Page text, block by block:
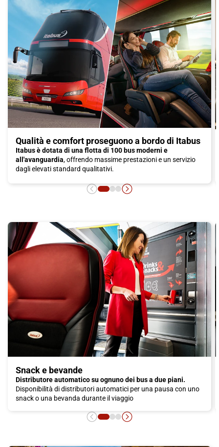
Qualità e comfort proseguono a bordo di Itabus
Itabus è dotata di una flotta di 100 bus moderni e
all'avanguardia, offrendo massime prestazioni e un servizio
dagli elevati standard qualitativi.
Snack e bevande
Distributore automatico su ognuno dei bus a due piani.
Disponibilità di distributori automatici per una pausa con uno
snack o una bevanda durante il viaggio